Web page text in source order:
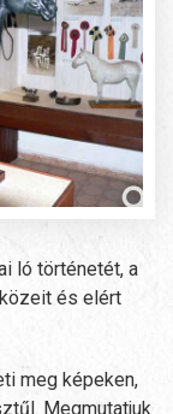
ló történetét, a
és elért
meg képeken,
Megmutatjuk